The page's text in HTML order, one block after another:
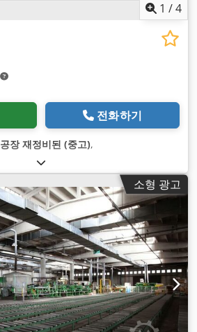
1 /4
전화하기
공장 재정비된 (중고),
소형 광고